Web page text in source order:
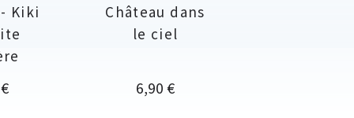
Kiki
Château dans
le ciel
Prix
6,90 €